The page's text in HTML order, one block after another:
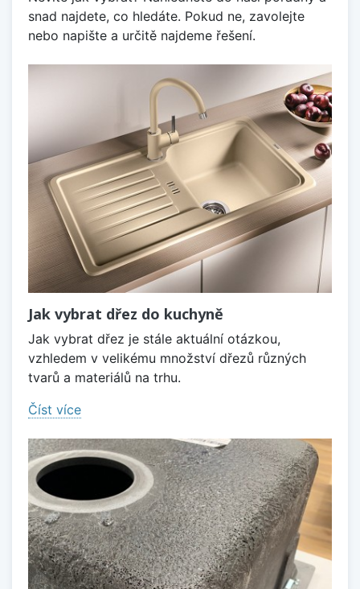
snad najdete, co hledáte. Pokud ne, zavolejte
nebo napište a určitě najdeme řešení.
Jak vybrat dřez do kuchyně
Jak vybrat dřez je stále aktuální otázkou,
vzhledem v velikému množství dřezů různých
tvarů a materiálů na trhu.
Číst více